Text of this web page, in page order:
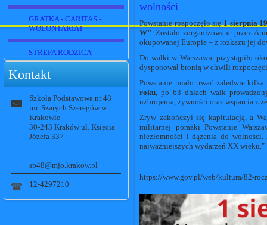
GRATKA - CARITAS -
WOLONTARIAT
STREFA RODZICA
Kontakt
Szkoła Podstawowa nr 48
im. Szarych Szeregów w
Krakowie
30-243 Kraków ul. Księcia
Józefa 337
sp48@mjo.krakow.pl
12-4297210
wolności
Powstanie rozpoczęło się 1 sierpnia
W”. Zostało zorganizowane przez
okupowanej Europie – z rozkazu jej
Do walki w Warszawie przystąpiło
dysponował bronią w chwili
Powstanie miało trwać zaledwie
roku, po 63 dniach walk
uzbrojenia, żywności oraz wsparcia z
Zryw zakończył się kapitulacją, a
militarnej porażki Powstanie
niezłomności i dązenia do
najważniejszych wydarzeń XX wieku."
https://www.gov.pl/web/kultura/82-